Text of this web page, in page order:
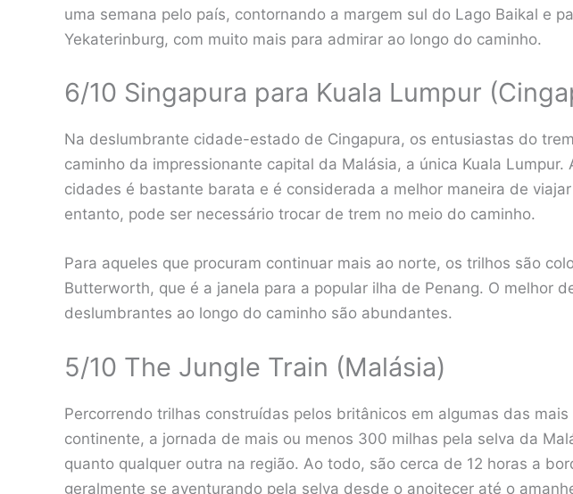
uma semana pelo país, contornando a margem sul do Lago Baikal e
Yekaterinburg, com muito mais para admirar ao longo do caminho.
6/10 Singapura para Kuala Lumpur
Na deslumbrante cidade-estado de Cingapura, os entusiastas do
caminho da impressionante capital da Malásia, a única Kuala Lumpur.
cidades é bastante barata e é considerada a melhor maneira de
entanto, pode ser necessário trocar de trem no meio do caminho.
Para aqueles que procuram continuar mais ao norte, os trilhos são
Butterworth, que é a janela para a popular ilha de Penang. O melhor
deslumbrantes ao longo do caminho são abundantes.
5/10 The Jungle Train (Malásia)
Percorrendo trilhas construídas pelos britânicos em algumas das
continente, a jornada de mais ou menos 300 milhas pela selva da
quanto qualquer outra na região. Ao todo, são cerca de 12 horas a
geralmente se aventurando pela selva desde o anoitecer até o